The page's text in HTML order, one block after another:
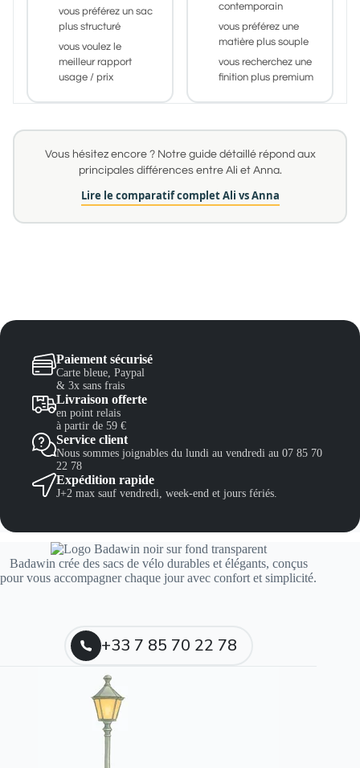
vous préférez un sac
plus structuré
vous voulez le
meilleur rapport
usage / prix
contemporain
vous préférez une
matière plus souple
vous recherchez une
finition plus premium
Vous hésitez encore ? Notre guide détaillé répond aux
principales différences entre Ali et Anna.
Lire le comparatif complet Ali vs Anna
Paiement sécurisé
Carte bleue, Paypal
& 3x sans frais
Livraison offerte
en point relais
à partir de 59 €
Service client
Nous sommes joignables du lundi au vendredi au 07 85 70
22 78
Expédition rapide
J+2 max sauf vendredi, week-end et jours fériés.
Badawin crée des sacs de vélo durables et élégants, conçus
pour vous accompagner chaque jour avec confort et simplicité.
+33 7 85 70 22 78